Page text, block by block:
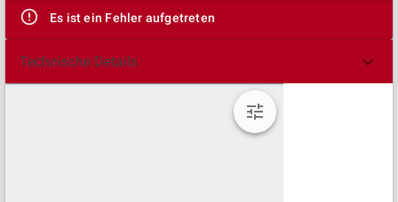
Es ist ein Fehler aufgetreten
Technische Details